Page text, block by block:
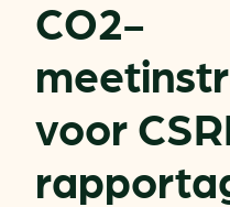
CO2-
voor